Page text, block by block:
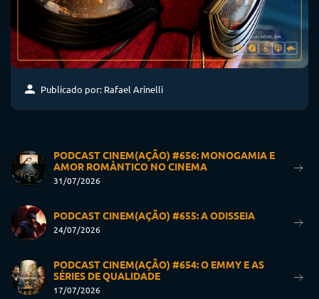
Publicado por: Rafael Arinelli
PODCAST CINEM(AÇÃO) #656: MONOGAMIA E
AMOR ROMÂNTICO NO CINEMA
31/07/2026
PODCAST CINEM(AÇÃO) #655: A ODISSEIA
24/07/2026
PODCAST CINEM(AÇÃO) #654: O EMMY E AS
SÉRIES DE QUALIDADE
17/07/2026